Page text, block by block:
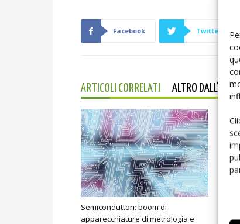
Facebook Twitter
ARTICOLI CORRELATI ALTRO
Semiconduttori: boom di
apparecchiature di metrologia e